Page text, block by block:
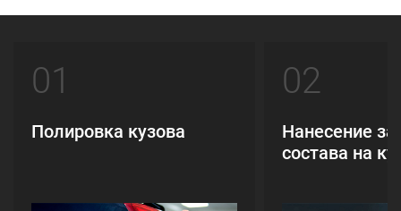
01
Полировка кузова
02
Нанесение
состава на